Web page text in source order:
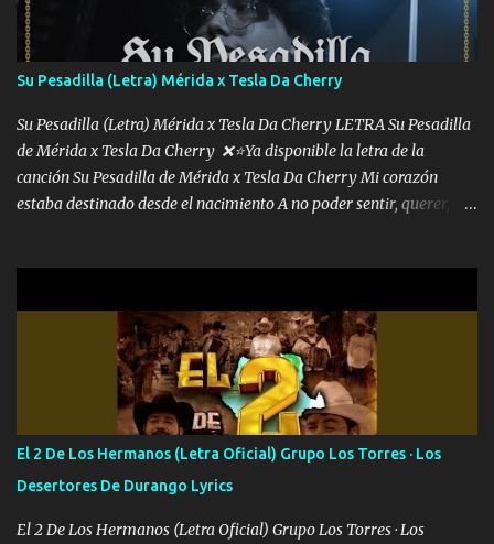
me fajó una Glock siempre armado todas las generaciones yo
traigo El chiste es que hago lo que quiero pues así soy me mandó
yo tengo el control a todos yo les paro el dedo soy hocicon un
malcriado un malandrón Que Les importa no saben nada falsas
las risas las que me miran hay gente corriente no quieren ve...
Su Pesadilla (Letra) Mérida x Tesla Da Cherry
Su Pesadilla (Letra) Mérida x Tesla Da Cherry LETRA Su Pesadilla
de Mérida x Tesla Da Cherry ❌⭐Ya disponible la letra de la
canción Su Pesadilla de Mérida x Tesla Da Cherry Mi corazón
estaba destinado desde el nacimiento A no poder sentir, querer,
algunas que no lo entiendan Porque ahora soy su pesadilla, lo sé
Soy yo la octava maravilla, no lo niegues Tengo de rodillas a otras
cien Y por más que quieran no me detienen Soy yo la mente que
más brilla, lo ves Pa' mi la vida es tan sencilla No lo entenderías en
tu vida, y está bien Porque lo que tengo nadie lo tiene Una me está
escribiendo y la otra me va a llamar Quiere que vaya a verla y que
la invite a cenar Otras más me están pidiendo que las saque a
bailar Pero es que tengo un par de conciertos más que llenar Se
mueven solo por el interés P...
El 2 De Los Hermanos (Letra Oficial) Grupo Los Torres · Los
Desertores De Durango Lyrics
El 2 De Los Hermanos (Letra Oficial) Grupo Los Torres · Los